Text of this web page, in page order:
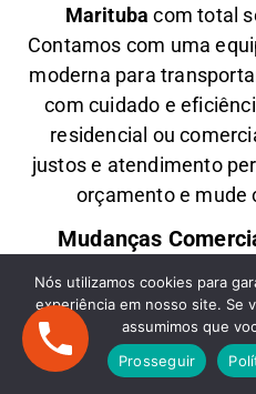
Marituba com total
Contamos com uma
moderna para
comcuidado e
residencial ou
justos e atendimento
orçamento e mude
Mudanças
Precisa de umaM
Paulo para Marituba ? A
logística para
Nós utilizamos cookies para
experiência em nosso site. Se
assumimos que
Prosseguir